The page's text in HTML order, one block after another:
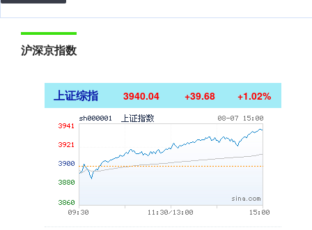
沪深京指数
上证综指 3940.04 +39.68 +1.02%